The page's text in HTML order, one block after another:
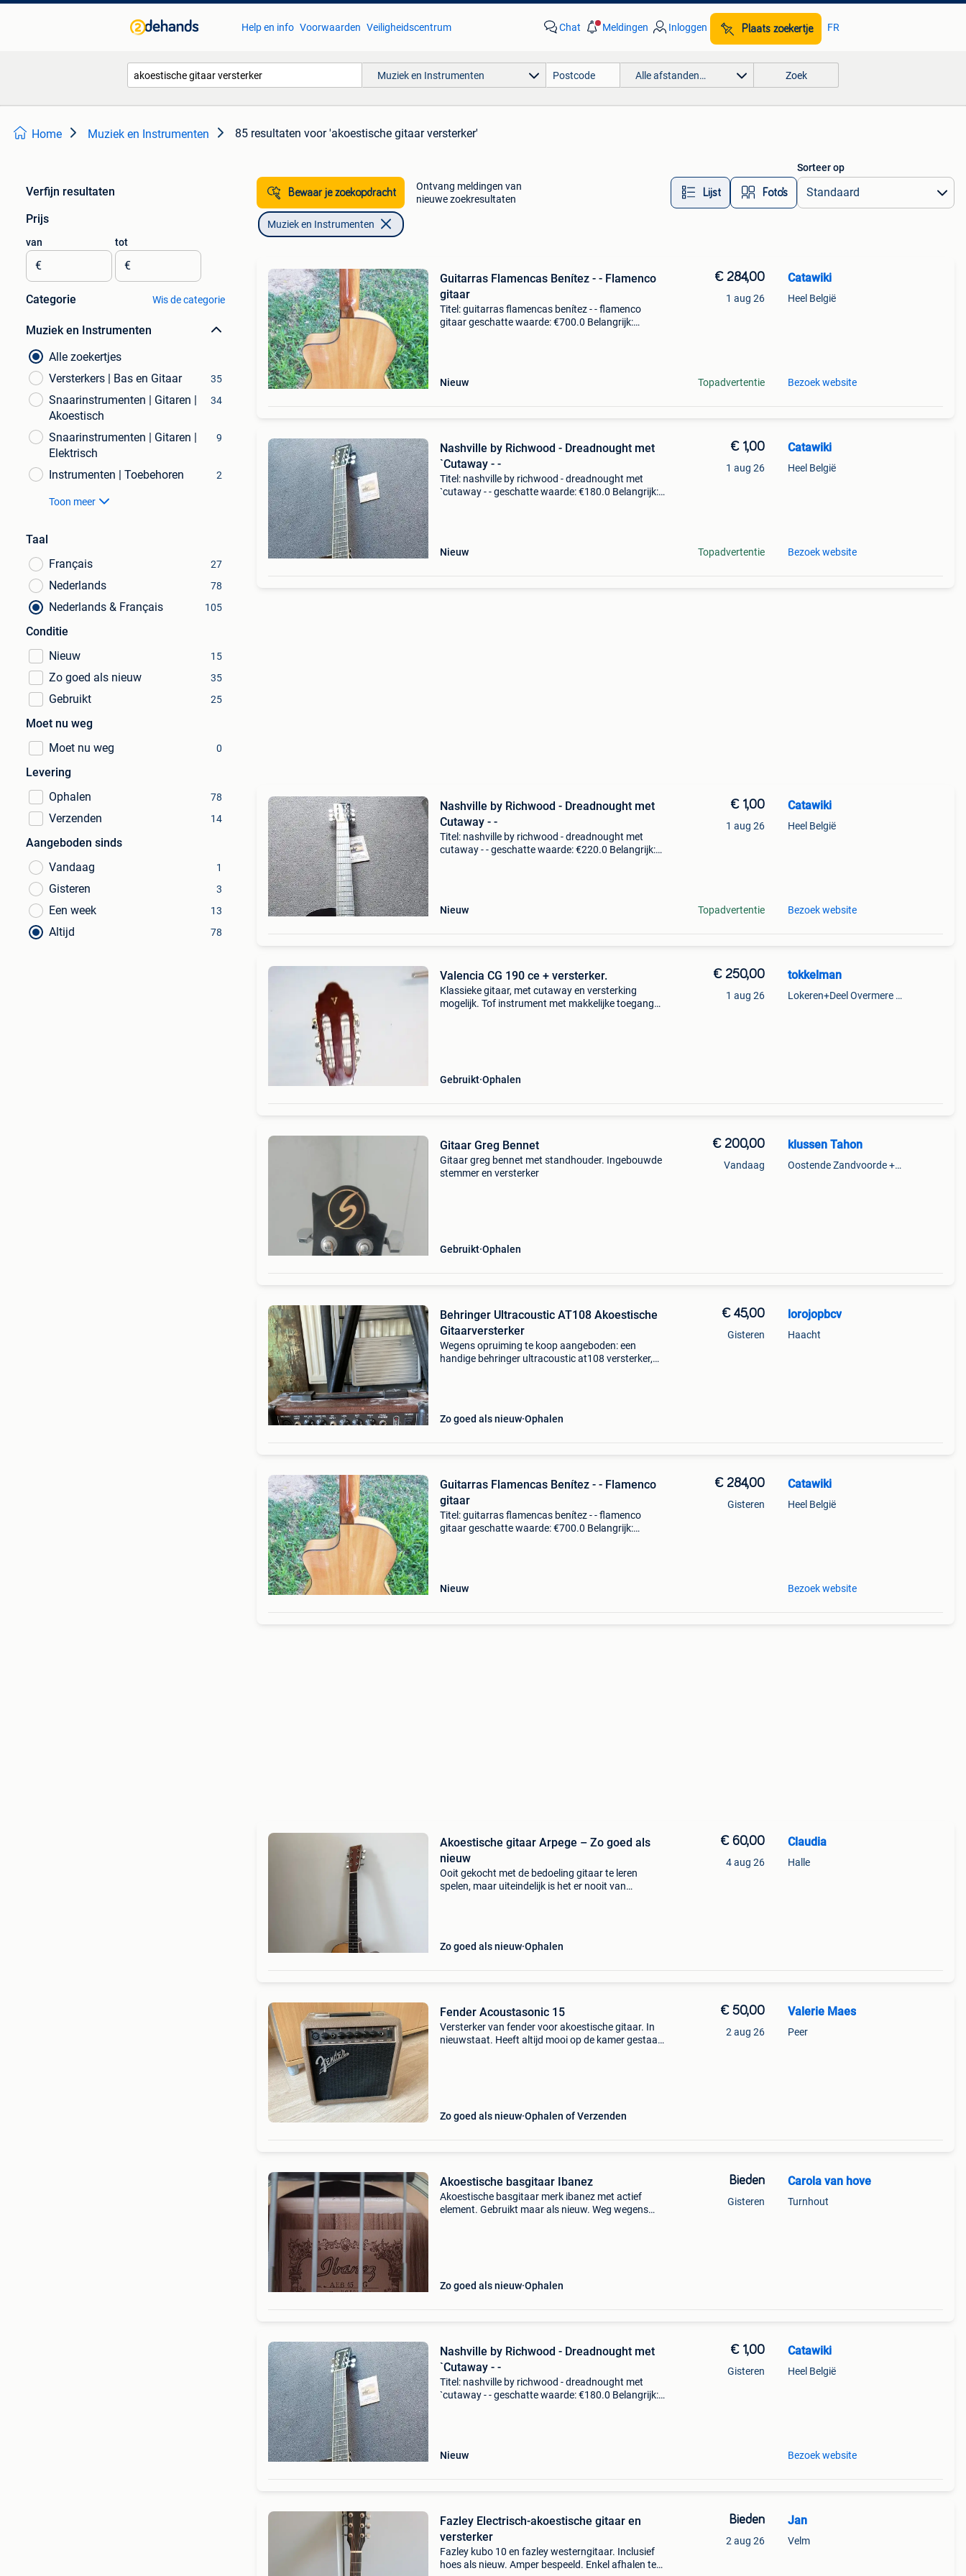
Help en info Voorwaarden Veiligheidscentrum Chat Meldingen Inloggen Plaats zoekertje FR
Muziek en Instrumenten Alle afstanden… Zoek
Home Muziek en Instrumenten 85 resultaten voor 'akoestische gitaar versterker'
Verfijn resultaten
Prijs
van
€
tot
€
Categorie Wis de categorie
Muziek en Instrumenten
Alle zoekertjes
Versterkers | Bas en Gitaar
35
Snaarinstrumenten | Gitaren |
Akoestisch
34
Snaarinstrumenten | Gitaren |
Elektrisch
9
Instrumenten | Toebehoren 2
Toon meer
Taal
Français
27
Nederlands 78
Nederlands & Français 105
Conditie
Nieuw
15
Zo goed als nieuw 35
Gebruikt 25
Moet nu weg
Moet nu weg
0
Levering
Ophalen
78
Verzenden 14
Aangeboden sinds
Vandaag
1
Gisteren 3
Een week 13
Altijd 78
Bewaar je zoekopdracht
Ontvang meldingen van
nieuwe zoekresultaten
Lijst Foto’s
Sorteer op
Muziek en Instrumenten
Guitarras Flamencas Benítez - - Flamenco
gitaar
Titel: guitarras flamencas benítez - - flamenco
gitaar geschatte waarde: €700.0 Belangrijk:
Nieuw
€ 284,00
1 aug 26
Topadvertentie
Catawiki
Heel België
Bezoek website
Nashville by Richwood - Dreadnought met
`Cutaway - -
Titel: nashville by richwood - dreadnought met
`cutaway - - geschatte waarde: €180.0 Belangrijk:
Nieuw
€ 1,00
1 aug 26
Topadvertentie
Catawiki
Heel België
Bezoek website
Nashville by Richwood - Dreadnought met
Cutaway - -
Titel: nashville by richwood - dreadnought met
cutaway - - geschatte waarde: €220.0 Belangrijk:
Nieuw
€ 1,00
1 aug 26
Topadvertentie
Catawiki
Heel België
Bezoek website
Valencia CG 190 ce + versterker.
Klassieke gitaar, met cutaway en versterking
mogelijk. Tof instrument met makkelijke toegang
Gebruikt Ophalen
€ 250,00
1 aug 26
tokkelman
Lokeren+Deel Overmere En Zele
Gitaar Greg Bennet
Gitaar greg bennet met standhouder. Ingebouwde
stemmer en versterker
Gebruikt Ophalen
€ 200,00
Vandaag
klussen Tahon
Oostende Zandvoorde +Oostende
Behringer Ultracoustic AT108 Akoestische
Gitaarversterker
Wegens opruiming te koop aangeboden: een
handige behringer ultracoustic at108 versterker,
Zo goed als nieuw Ophalen
€ 45,00
Gisteren
lorojopbcv
Haacht
Guitarras Flamencas Benítez - - Flamenco
gitaar
Titel: guitarras flamencas benítez - - flamenco
gitaar geschatte waarde: €700.0 Belangrijk:
Nieuw
€ 284,00
Gisteren
Catawiki
Heel België
Bezoek website
Akoestische gitaar Arpege – Zo goed als
nieuw
Ooit gekocht met de bedoeling gitaar te leren
spelen, maar uiteindelijk is het er nooit van
Zo goed als nieuw Ophalen
€ 60,00
4 aug 26
Claudia
Halle
Fender Acoustasonic 15
Versterker van fender voor akoestische gitaar. In
nieuwstaat. Heeft altijd mooi op de kamer gestaan
Zo goed als nieuw Ophalen of Verzenden
€ 50,00
2 aug 26
Valerie Maes
Peer
Akoestische basgitaar Ibanez
Akoestische basgitaar merk ibanez met actief
element. Gebruikt maar als nieuw. Weg wegens
Zo goed als nieuw Ophalen
Bieden
Gisteren
Carola van hove
Turnhout
Nashville by Richwood - Dreadnought met
`Cutaway - -
Titel: nashville by richwood - dreadnought met
`cutaway - - geschatte waarde: €180.0 Belangrijk:
Nieuw
€ 1,00
Gisteren
Catawiki
Heel België
Bezoek website
Fazley Electrisch-akoestische gitaar en
versterker
Fazley kubo 10 en fazley westerngitaar. Inclusief
hoes als nieuw. Amper bespeeld. Enkel afhalen te
Bieden
2 aug 26
Jan
Velm